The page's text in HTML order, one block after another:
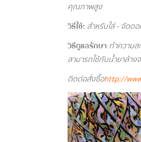
คุณภาพสูง
วิธีใช้: สำหรับใส่ - จัดดอ
วิธีดูแลรักษา:ทำความ
สามารถใช้กับน้ำยาล้าง
ติดต่อสั่งซื้อhttp://